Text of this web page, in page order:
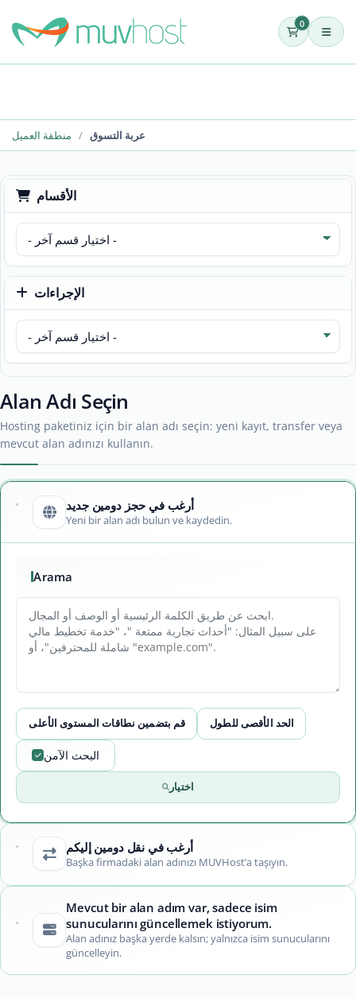
0
منطقة العميل عربة التسوق
الأقسام
الإجراءات
Alan Adı Seçin
Hosting paketiniz için bir alan adı seçin: yeni kayıt, transfer veya
mevcut alan adınızı kullanın.
أرغب في حجز دومين جديد
Yeni bir alan adı bulun ve kaydedin.
Arama
قم بتضمين نطاقات المستوى الأعلى الحد الأقصى للطول
البحث الآمن
اختيار
أرغب في نقل دومين إليكم
Başka firmadaki alan adınızı MUVHost’a taşıyın.
Mevcut bir alan adım var, sadece isim
sunucularını güncellemek istiyorum.
Alan adınız başka yerde kalsın; yalnızca isim sunucularını
güncelleyin.